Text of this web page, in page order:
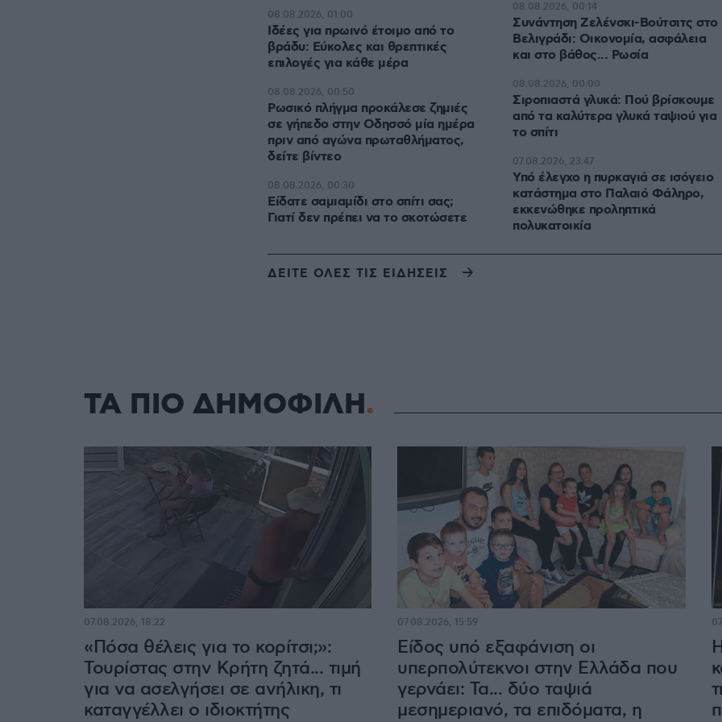
Ιδέες για πρωινό έτοιμο από το
βράδυ: Εύκολες και θρεπτικές
επιλογές για κάθε μέρα
08.08.2026, 01:00
Ρωσικό πλήγμα προκάλεσε ζημιές
σε γήπεδο στην Οδησσό μία ημέρα
πριν από αγώνα πρωταθλήματος,
δείτε βίντεο
08.08.2026, 00:50
Είδατε σαμιαμίδι στο σπίτι σας;
Γιατί δεν πρέπει να το σκοτώσετε
08.08.2026, 00:30
Συνάντηση Ζελένσκι-Βούτσιτς στο
Βελιγράδι: Οικονομία, ασφάλεια
και στο βάθος... Ρωσία
08.08.2026, 00:14
Σιροπιαστά γλυκά: Πού βρίσκουμε
από τα καλύτερα γλυκά ταψιού για
το σπίτι
08.08.2026, 00:00
Υπό έλεγχο η πυρκαγιά σε ισόγειο
κατάστημα στο Παλαιό Φάληρο,
εκκενώθηκε προληπτικά
πολυκατοικία
07.08.2026, 23:47
ΔΕΙΤΕ ΟΛΕΣ ΤΙΣ ΕΙΔΗΣΕΙΣ
ΤΑ ΠΙΟ ΔΗΜΟΦΙΛΗ
«Πόσα θέλεις για το κορίτσι;»:
Τουρίστας στην Κρήτη ζητά... τιμή
για να ασελγήσει σε ανήλικη, τι
καταγγέλλει ο ιδιοκτήτης
07.08.2026, 18:22
Είδος υπό εξαφάνιση οι
υπερπολύτεκνοι στην Ελλάδα που
γερνάει: Τα... δύο ταψιά
μεσημεριανό, τα επιδόματα, η
07.08.2026, 15:59